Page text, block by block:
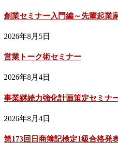
創業セミナー入門編～先輩起業
2026年8月5日
営業トーク術セミナー
2026年8月4日
事業継続力強化計画策定セミナ
2026年8月4日
第173回日商簿記検定1級合格発